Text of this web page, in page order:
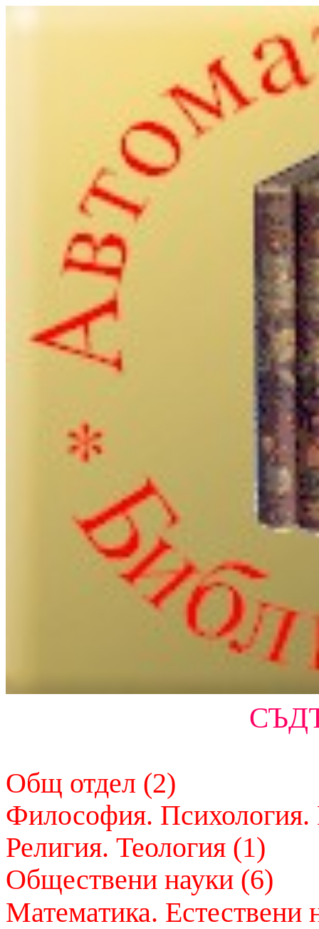
Общ отдел (2)
Философия. Психология.
Религия. Теология (1)
Обществени науки (6)
Математика. Естествени